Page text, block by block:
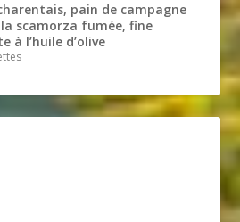
pain de campagne
scamorza fumée, fine
à l’huile d’olive